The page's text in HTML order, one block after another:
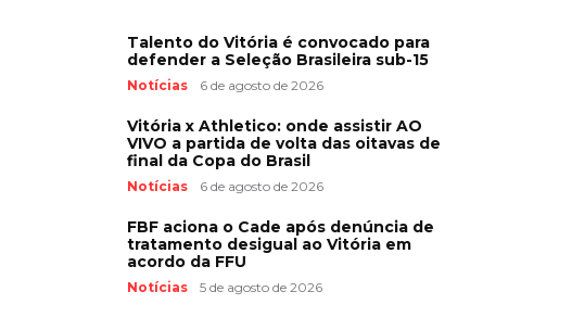
Talento do Vitória é convocado para
defender a Seleção Brasileira sub-15
Notícias 6 de agosto de 2026
Vitória x Athletico: onde assistir AO
VIVO a partida de volta das oitavas de
final da Copa do Brasil
Notícias 6 de agosto de 2026
FBF aciona o Cade após denúncia de
tratamento desigual ao Vitória em
acordo da FFU
Notícias 5 de agosto de 2026